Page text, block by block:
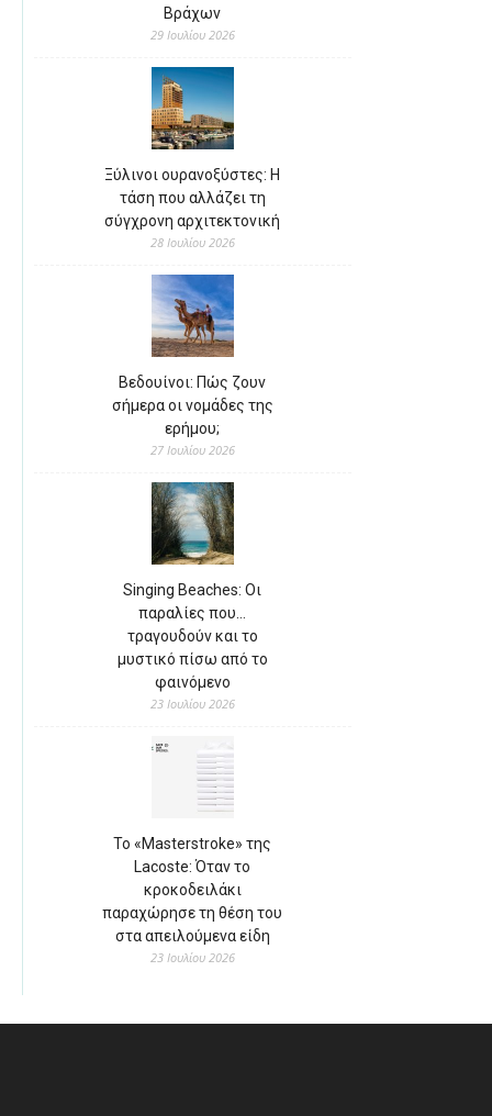
Βράχων
29 Ιουλίου 2026
Ξύλινοι ουρανοξύστες: Η
τάση που αλλάζει τη
σύγχρονη αρχιτεκτονική
28 Ιουλίου 2026
Βεδουίνοι: Πώς ζουν
σήμερα οι νομάδες της
ερήμου;
27 Ιουλίου 2026
Singing Beaches: Οι
παραλίες που…
τραγουδούν και το
μυστικό πίσω από το
φαινόμενο
23 Ιουλίου 2026
Το «Masterstroke» της
Lacoste: Όταν το
κροκοδειλάκι
παραχώρησε τη θέση του
στα απειλούμενα είδη
23 Ιουλίου 2026